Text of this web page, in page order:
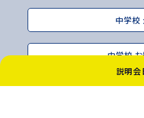
説明会
中学校
中学校
中学校 桜丘